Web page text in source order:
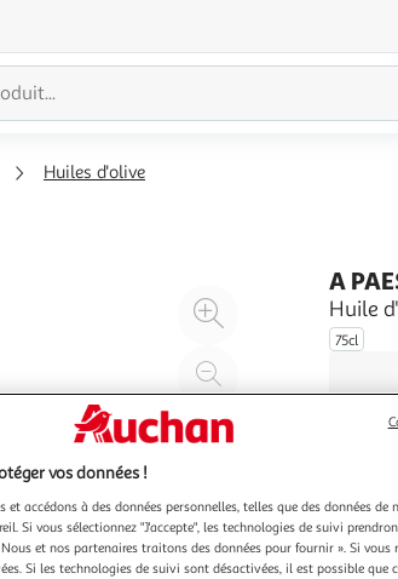
Huiles d'olive
Agrandir
l'illustration
200%
l'illustration
à
%
Partager
produit
A
Huile
75cl
vos données !
accédons à des données personnelles, telles que des données de
Si vous sélectionnez "J'accepte", les technologies de suivi
et nos partenaires traitons des données pour fournir ». Si vous
Si les technologies de suivi sont désactivées, il est possible que